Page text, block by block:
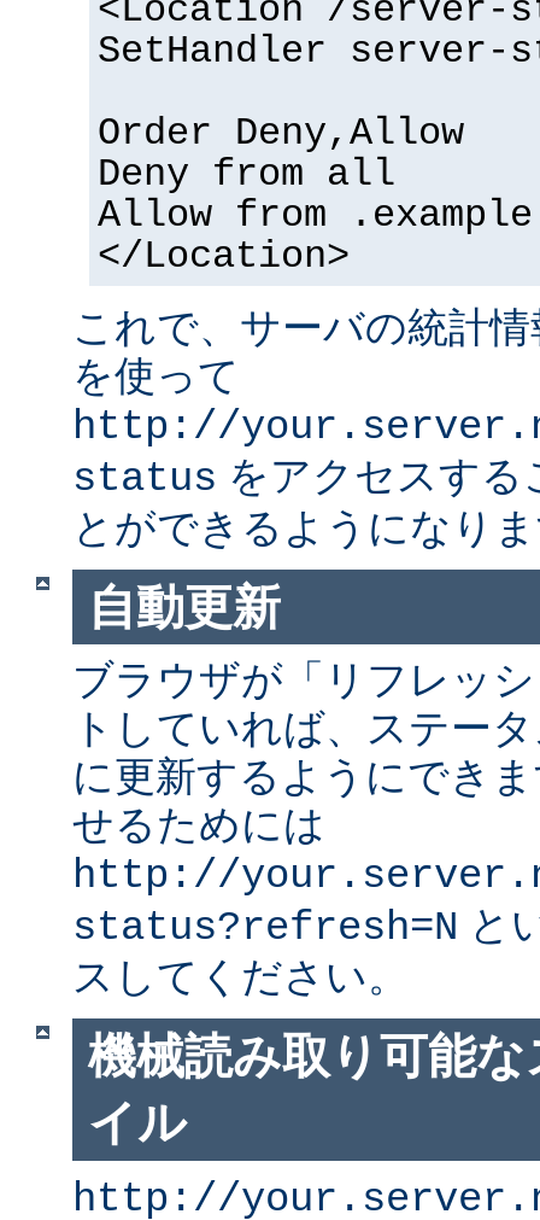
<Location /server-
SetHandler server-
Order Deny,Allow
Deny from all
Allow from
</Location>
これで、サーバの統計
を使って
http://
status をアクセスす
とができるようになり
自動更新
ブラウザが「リフレッ
トしていれば、ステー
に更新するようにでき
せるためには
http://
status?refresh=N と
スしてください。
機械読み取り可能
イル
http://